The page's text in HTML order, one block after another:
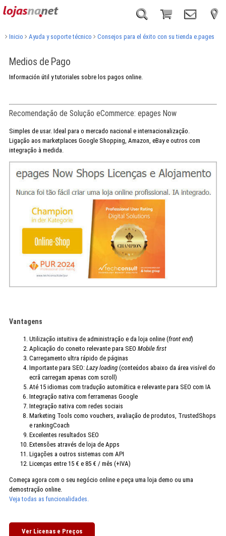
Inicio Ayuda y soporte técnico Consejos para el éxito con su tienda e.pages
Medios de Pago
Información útil y tutoriales sobre los pagos online.
Recomendação de Solução eCommerce: epages Now
Simples de usar. Ideal para o mercado nacional e internacionalização.
Ligação aos marketplaces Google Shopping, Amazon, eBay e outros com
integração à medida.
Vantagens
Utilização intuitiva de administração e da loja online (front end)
Aplicação do coneito relevante para SEO Mobile first
Carregamento ultra rápido de páginas
Importante para SEO: Lazy loading(conteúdos abaixo da área visível do
ecrã carregam apenas com scroll)
Até 15 idiomas com tradução automática e relevante para SEO com IA
Integração nativa com ferramenas Google
Integração nativa com redes sociais
Marketing Tools como vouchers, avaliação de produtos, TrustedShops
e rankingCoach
Excelentes resultados SEO
Extensões através de loja de Apps
Ligações a outros sistemas com API
Licenças entre 15 € e 85 € / mês (+IVA)
Começa agora com o seu negócio online e peça uma loja demo ou uma
demostração online.
Veja todas as funcionalidades.
Ver Licenas e Preços